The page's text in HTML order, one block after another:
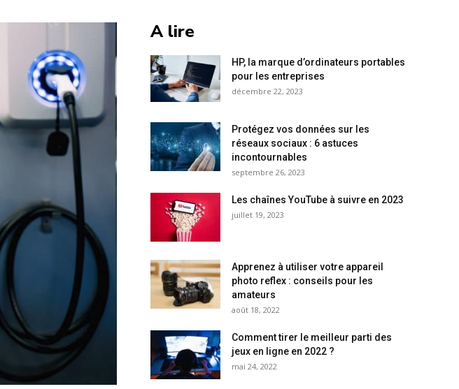
A lire
HP, la marque d’ordinateurs portables
pour les entreprises
décembre 22, 2023
Protégez vos données sur les
réseaux sociaux : 6 astuces
incontournables
septembre 26, 2023
Les chaînes YouTube à suivre en 2023
juillet 19, 2023
Apprenez à utiliser votre appareil
photo reflex : conseils pour les
amateurs
août 18, 2022
Comment tirer le meilleur parti des
jeux en ligne en 2022 ?
mai 24, 2022